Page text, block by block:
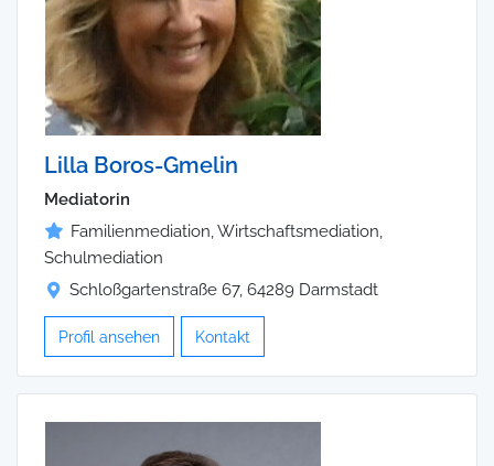
Lilla Boros-Gmelin
Mediatorin
Familienmediation, Wirtschaftsmediation,
Schulmediation
Schloßgartenstraße 67, 64289 Darmstadt
Profil ansehen Kontakt